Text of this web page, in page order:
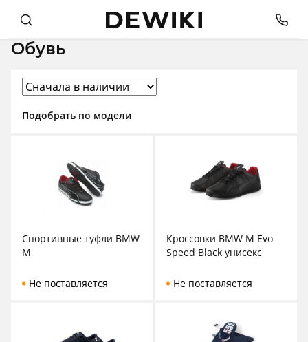
Обувь
Подобрать по модели
Спортивные туфли BMW
M
Не поставляется
Кроссовки BMW M Evo
Speed Black унисекс
Не поставляется